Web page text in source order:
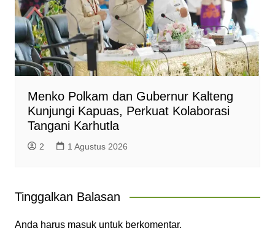
Menko Polkam dan Gubernur Kalteng
Kunjungi Kapuas, Perkuat Kolaborasi
Tangani Karhutla
2 1 Agustus 2026
Tinggalkan Balasan
Anda harus masukuntuk berkomentar.